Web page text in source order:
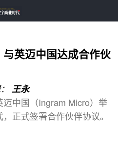
英迈中国达成合作伙
王永
中国（Ingram Micro）举
正式签署合作伙伴协议。